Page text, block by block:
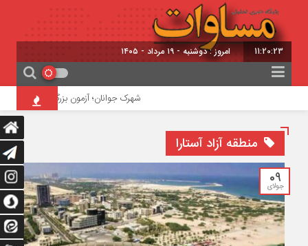
11:20:24 امروز : دوشنبه - ۱۹ مرداد - ۱۴۰۵
شهرک جوانان؛ آزمون بزرگ تبریز برای نجات ۴۸ هکتار
منطقه آزاد آستارا
09
جولای